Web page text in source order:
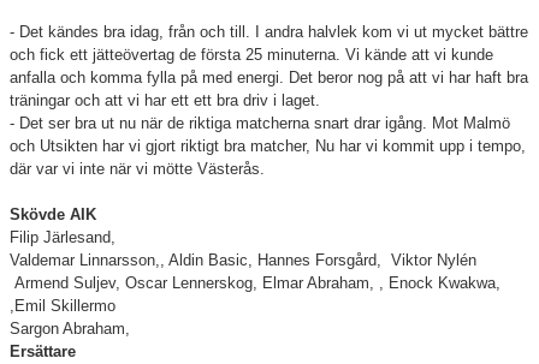
- Det kändes bra idag, från och till. I andra halvlek kom vi ut mycket bättre
och fick ett jätteövertag de första 25 minuterna. Vi kände att vi kunde
anfalla och komma fylla på med energi. Det beror nog på att vi har haft bra
träningar och att vi har ett ett bra driv i laget.
- Det ser bra ut nu när de riktiga matcherna snart drar igång. Mot Malmö
och Utsikten har vi gjort riktigt bra matcher, Nu har vi kommit upp i tempo,
där var vi inte när vi mötte Västerås.
Skövde AIK
Filip Järlesand,
Valdemar Linnarsson,, Aldin Basic, Hannes Forsgård, Viktor Nylén
Armend Suljev, Oscar Lennerskog, Elmar Abraham, , Enock Kwakwa,
, Emil Skillermo
Sargon Abraham,
Ersättare